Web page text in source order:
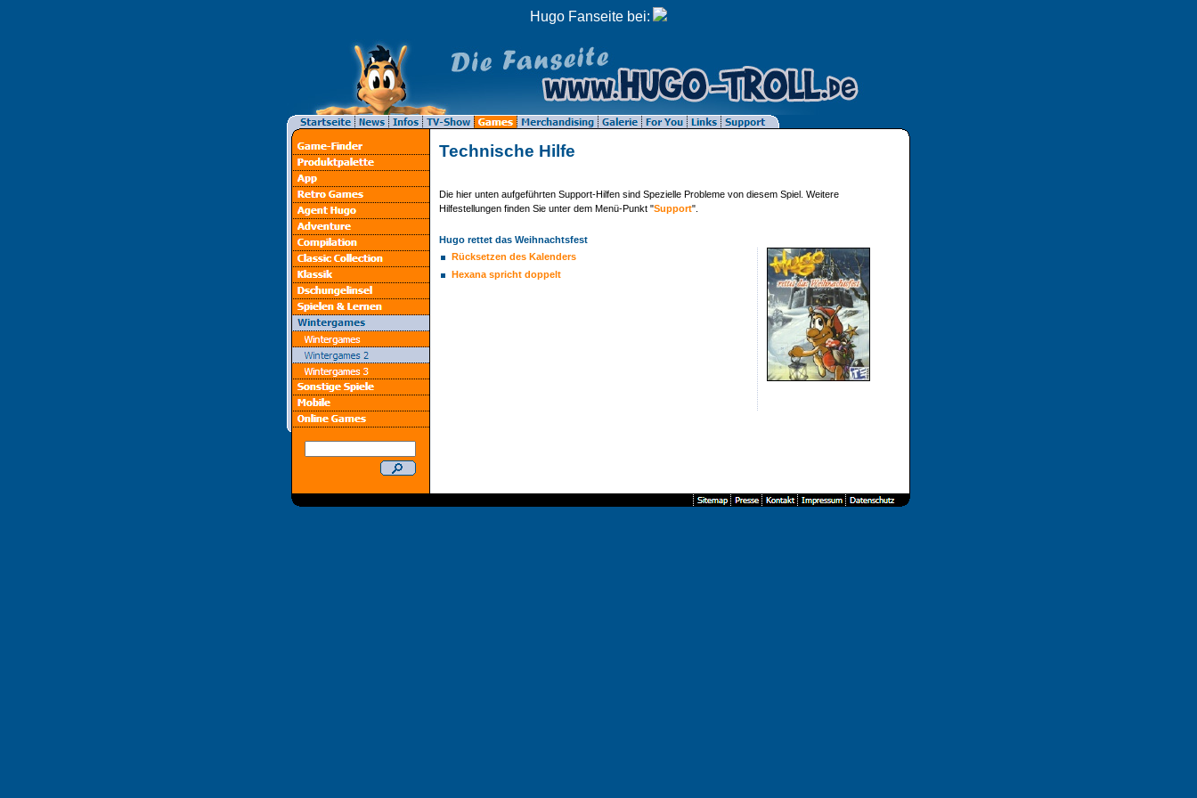
Hugo Fanseite bei:
Technische Hilfe
Die hier unten aufgeführten Support-Hilfen sind Spezielle Probleme von diesem Spiel. Weitere
Hilfestellungen finden Sie unter dem Menü-Punkt "Support".
Hugo rettet das Weihnachtsfest
Rücksetzen des Kalenders
Hexana spricht doppelt